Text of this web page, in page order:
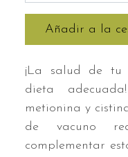
Añadir a la
¡La salud de tu
dieta
metionina y
de vacuno
complementar